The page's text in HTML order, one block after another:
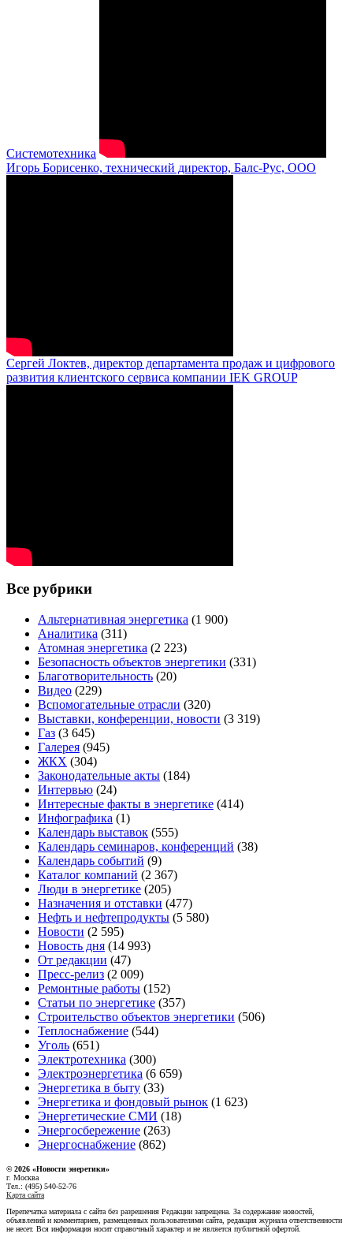
Системотехника
Игорь Борисенко, технический директор, Балс-Рус, ООО
Сергей Локтев, директор департамента продаж и цифрового
развития клиентского сервиса компании IEK GROUP
Все рубрики
Альтернативная энергетика (1 900)
Аналитика (311)
Атомная энергетика (2 223)
Безопасность объектов энергетики (331)
Благотворительность (20)
Видео (229)
Вспомогательные отрасли (320)
Выставки, конференции, новости (3 319)
Газ (3 645)
Галерея (945)
ЖКХ (304)
Законодательные акты (184)
Интервью (24)
Интересные факты в энергетике (414)
Инфографика (1)
Календарь выставок (555)
Календарь семинаров, конференций (38)
Календарь событий (9)
Каталог компаний (2 367)
Люди в энергетике (205)
Назначения и отставки (477)
Нефть и нефтепродукты (5 580)
Новости (2 595)
Новость дня (14 993)
От редакции (47)
Пресс-релиз (2 009)
Ремонтные работы (152)
Статьи по энергетике (357)
Строительство объектов энергетики (506)
Теплоснабжение (544)
Уголь (651)
Электротехника (300)
Электроэнергетика (6 659)
Энергетика в быту (33)
Энергетика и фондовый рынок (1 623)
Энергетические СМИ (18)
Энергосбережение (263)
Энергоснабжение (862)
© 2026 «Новости энеретики»
г. Москва
Тел.: (495) 540-52-76
Карта сайта
Перепечатка материала с сайта без разрешения Редакции запрещена. За содержание новостей,
объявлений и комментариев, размещенных пользователями сайта, редакция журнала ответственности
не несет. Вся информация носит справочный характер и не является публичной офертой.